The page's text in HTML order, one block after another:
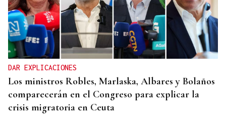
DAR EXPLICACIONES
Los ministros Robles, Marlaska, Albares y Bolaños
comparecerán en el Congreso para explicar la
crisis migratoria en Ceuta